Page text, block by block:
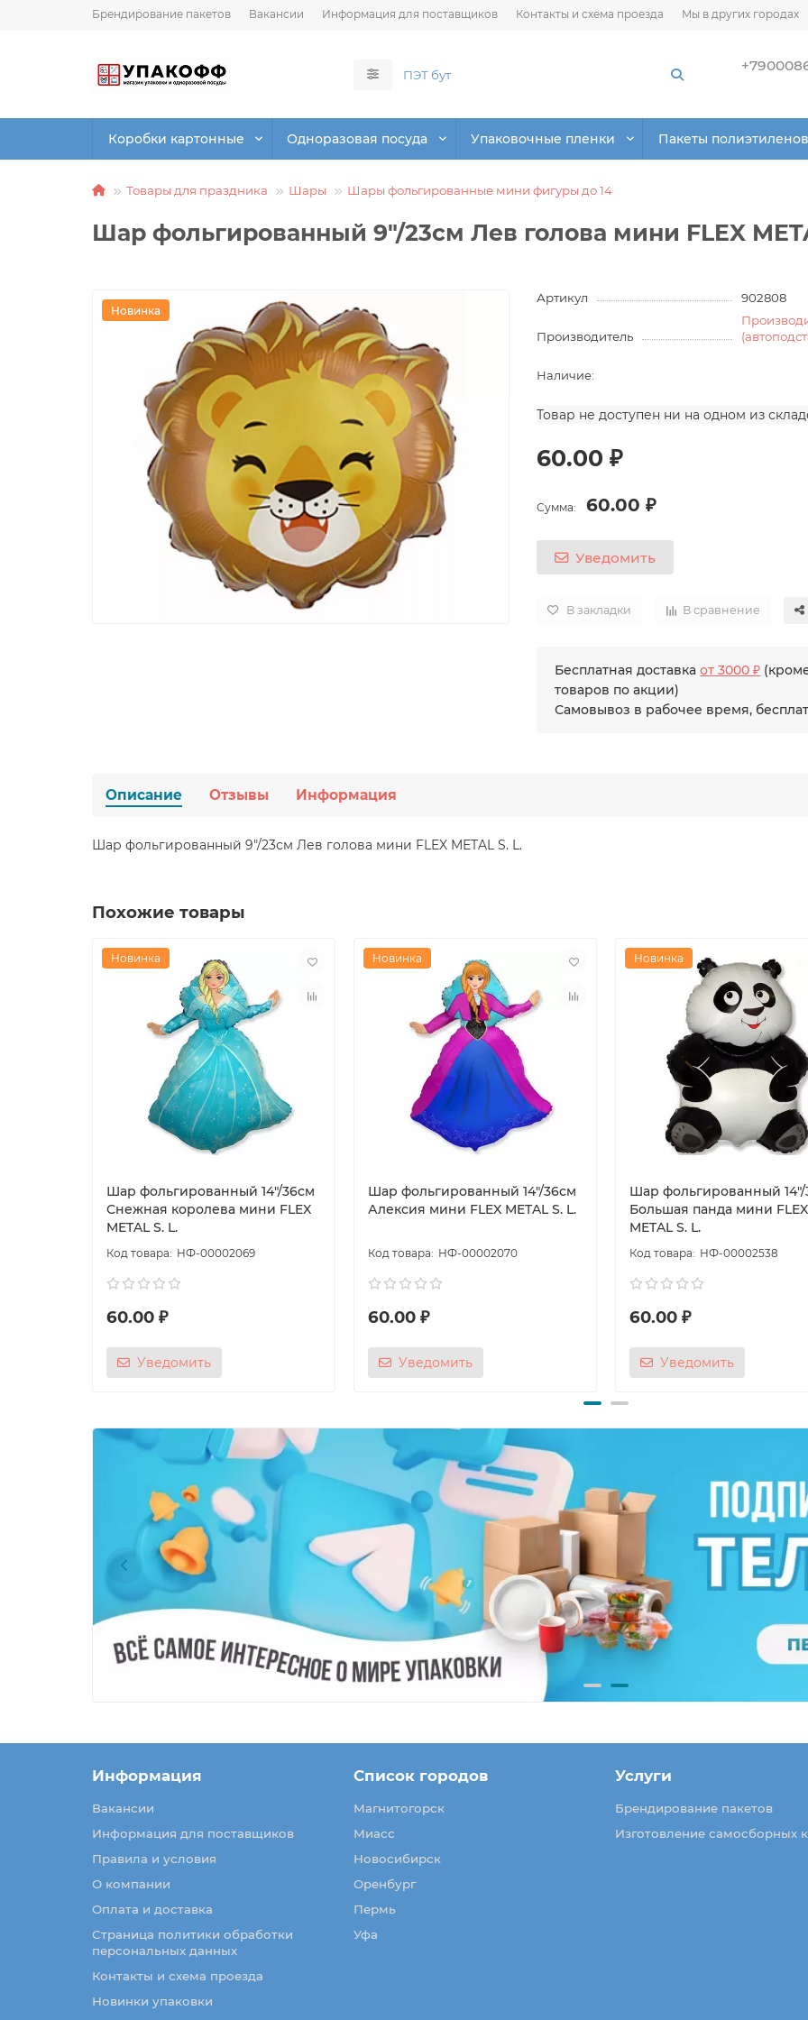
Брендирование пакетов Вакансии Информация для поставщиков Контакты и схема проезда Мы в других городах
Коробки картонные Одноразовая посуда Упаковочные пленки Пакеты
Товары для праздника Шары Шары фольгированные мини фигуры до 14
Шар фольгированный 9"/23см Лев голова мини FLEX
Новинка
Артикул 902808
Производитель
Наличие:
Товар не доступен ни на одном из
60.00 ₽
Сумма: 60.00 ₽
Уведомить
В закладки В сравнение
Бесплатная доставкаот 3000 ₽
товаров по акции)
Самовывоз в рабочее время,
Описание Отзывы Информация
Шар фольгированный 9"/23см Лев голова мини FLEX METAL S. L.
Похожие товары
Новинка
Шар фольгированный 14"/36см
Снежная королева мини FLEX
METAL S. L.
НФ-00002069
60.00 ₽
Уведомить
Новинка
Шар фольгированный 14"/36см
Алексия мини FLEX METAL S. L.
НФ-00002070
60.00 ₽
Уведомить
Новинка
Шар фольгированный 14"/
Большая панда мини FLEX
METAL S. L.
НФ-00002538
60.00 ₽
Уведомить
Информация
Вакансии
Информация для поставщиков
Правила и условия
О компании
Оплата и доставка
Страница политики обработки
персональных данных
Контакты и схема проезда
Новинки упаковки
Список городов
Магнитогорск
Миасс
Новосибирск
Оренбург
Пермь
Уфа
Услуги
Брендирование пакетов
Изготовление самосборных